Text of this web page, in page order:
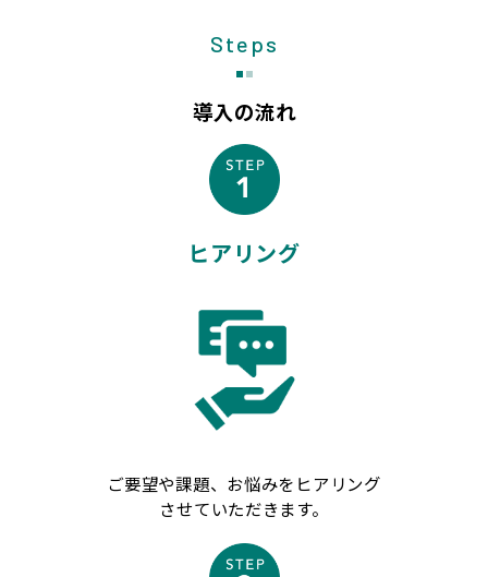
Steps
導入の流れ
ヒアリング
ご要望や課題、お悩みをヒアリング
させていただきます。